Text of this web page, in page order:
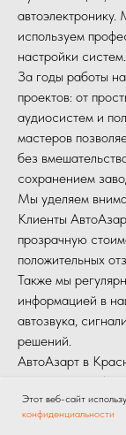
Этот веб-сайт
конфиденциальности
используем
настройки систем.
За годы работы
проектов: от
аудиосистем и
мастеров
без
сохранением
Мы уделяем
Клиенты
прозрачную
положительных
Также мы
информацией в
автозвука,
решений.
АвтоАзарт в
купить
Мы является
Главная